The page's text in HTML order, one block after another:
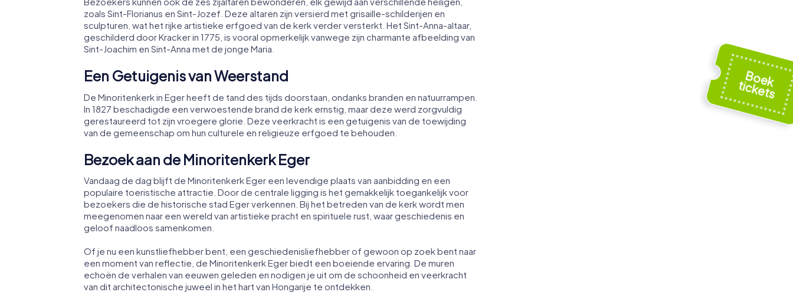
zoals Sint-Florianus en Sint-Jozef. Deze altaren zijn versierd met grisaille-schilderijen en
sculpturen, wat het rijke artistieke erfgoed van de kerk verder versterkt. Het Sint-Anna-altaar,
geschilderd door Kracker in 1775, is vooral opmerkelijk vanwege zijn charmante afbeelding van
Sint-Joachim en Sint-Anna met de jonge Maria.
Een Getuigenis van Weerstand
De Minoritenkerk in Eger heeft de tand des tijds doorstaan, ondanks branden en natuurrampen.
In 1827 beschadigde een verwoestende brand de kerk ernstig, maar deze werd zorgvuldig
gerestaureerd tot zijn vroegere glorie. Deze veerkracht is een getuigenis van de toewijding
van de gemeenschap om hun culturele en religieuze erfgoed te behouden.
Bezoek aan de Minoritenkerk Eger
Vandaag de dag blijft de Minoritenkerk Eger een levendige plaats van aanbidding en een
populaire toeristische attractie. Door de centrale ligging is het gemakkelijk toegankelijk voor
bezoekers die de historische stad Eger verkennen. Bij het betreden van de kerk wordt men
meegenomen naar een wereld van artistieke pracht en spirituele rust, waar geschiedenis en
geloof naadloos samenkomen.
Of je nu een kunstliefhebber bent, een geschiedenisliefhebber of gewoon op zoek bent naar
een moment van reflectie, de Minoritenkerk Eger biedt een boeiende ervaring. De muren
echoën de verhalen van eeuwen geleden en nodigen je uit om de schoonheid en veerkracht
van dit architectonische juweel in het hart van Hongarije te ontdekken.